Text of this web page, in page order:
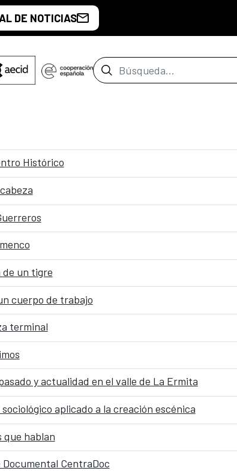
DE NOTICIAS
Barra de búsqueda
Histórico
de un tigre
cuerpo de trabajo
terminal
y actualidad en el valle de La Ermita
aplicado a la creación escénica
que hablan
CentraDoc